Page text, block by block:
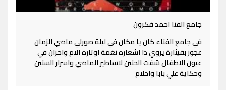
جامع الفنا احمد فكرون
في جامع الفناء كان يا مكان في ليلة صورلي ماضي الزمان
عجوز بقيثارة يروي ذا اشعاره نغمة اوتاره الام واحزان في
عيون الاطفال شفت الحنين لاساطير الماضي واسرار السنين
وحكاية علي بابا واحلام